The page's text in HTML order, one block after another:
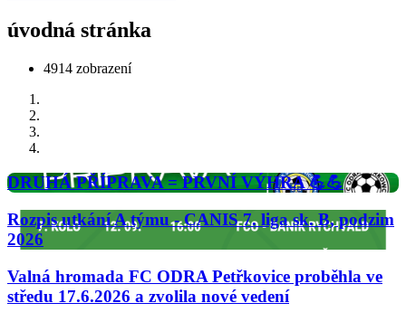
úvodná stránka
4914 zobrazení
DRUHÁ PŘÍPRAVA = PRVNÍ VÝHRA 💪💪
Rozpis utkání A týmu - CANIS 7. liga sk. B, podzim
2026
Valná hromada FC ODRA Petřkovice proběhla ve
středu 17.6.2026 a zvolila nové vedení